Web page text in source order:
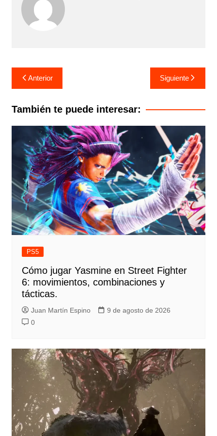
Navegación
de
entradas
Anterior Siguiente
También te puede interesar:
PS5
Cómo jugar Yasmine en Street Fighter
6: movimientos, combinaciones y
tácticas.
Juan Martín Espino
9 de agosto de 2026
0